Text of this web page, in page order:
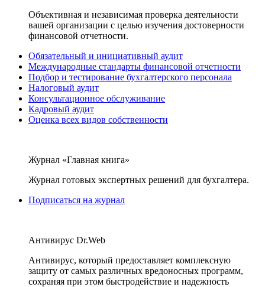
Объективная и независимая проверка деятельности
вашей организации с целью изучения достоверности
финансовой отчетности.
Обязательный и инициативный аудит
Международные стандарты финансовой отчетности
Подбор и тестирование бухгалтерского персонала
Налоговый аудит
Консультационное обслуживание
Кадровый аудит
Оценка всех видов собственности
Журнал «Главная книга»
Журнал готовых экспертных решений для бухгалтера.
Подписаться на журнал
Антивирус Dr.Web
Антивирус, который предоставляет комплексную
защиту от самых различных вредоносных программ,
сохраняя при этом быстродействие и надежность